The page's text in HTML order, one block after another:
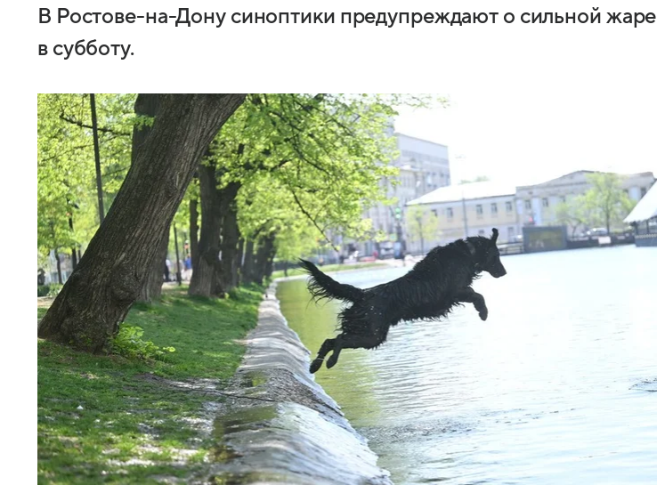
В Ростове-на-Дону синоптики предупреждают о сильной жаре
в субботу.